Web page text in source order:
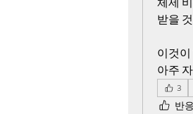
받을
이것
아주
3
반